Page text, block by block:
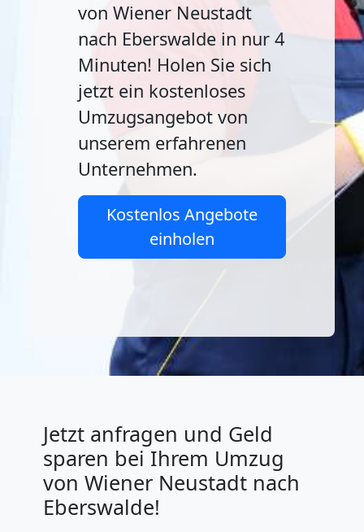
von Wiener Neustadt
nach Eberswalde in nur 4
Minuten! Holen Sie sich
jetzt ein kostenloses
Umzugsangebot von
unserem erfahrenen
Unternehmen.
Kostenlos Angebote
einholen
Jetzt anfragen und Geld
sparen bei Ihrem Umzug
von Wiener Neustadt nach
Eberswalde!